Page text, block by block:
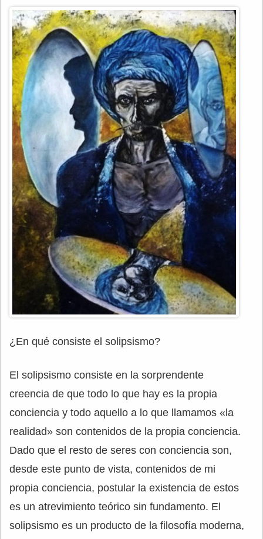
¿En qué consiste el solipsismo?
El solipsismo consiste en la sorprendente
creencia de que todo lo que hay es la propia
conciencia y todo aquello a lo que llamamos «la
realidad» son contenidos de la propia conciencia.
Dado que el resto de seres con conciencia son,
desde este punto de vista, contenidos de mi
propia conciencia, postular la existencia de estos
es un atrevimiento teórico sin fundamento. El
solipsismo es un producto de la filosofía moderna,